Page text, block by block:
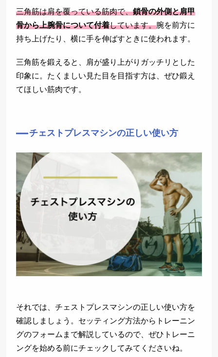
三角筋は肩を覆っている筋肉で、鎖骨の外側と肩甲
骨から上腕骨について付着しています。腕を前方に
持ち上げたり、横に手を伸ばすときに使われます。
三角筋を鍛えると、肩が盛り上がりガッチリとした
印象に。たくましい見た目を目指す方は、ぜひ鍛え
てほしい筋肉です。
チェストプレスマシンの正しい使い方
それでは、チェストプレスマシンの正しい使い方を
確認しましょう。セッティング方法からトレーニン
グのフォームまで解説しているので、ぜひトレーニ
ングを始める前にチェックしてみてくださいね。